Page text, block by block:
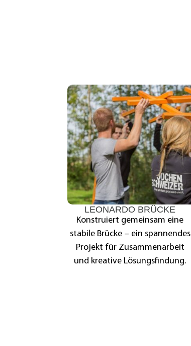
LEONARDO BRÜCKE
Konstruiert gemeinsam eine
stabile Brücke – ein spannendes
Projekt für Zusammenarbeit
und kreative Lösungsfindung.